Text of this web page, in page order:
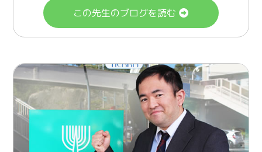
この先生のブログを読む